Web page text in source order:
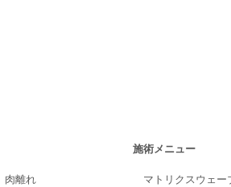
肉離れ
施術メニュー
マトリクスウェー